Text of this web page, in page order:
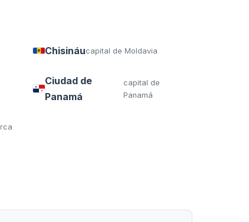
Chisináucapital de Moldavia
Ciudad de
Panamá
capital de
Panamá